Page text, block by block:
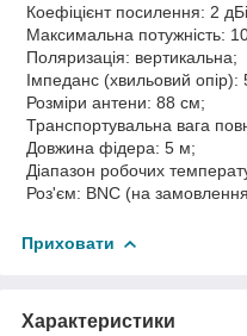
Коефіцієнт посилення: 2
Максимальна потужність:
Поляризація: вертикальна;
Імпеданс (хвильовий
Розміри антени: 88 см;
Транспортувальна вага
Довжина фідера: 5 м;
Діапазон робочих
Роз'єм: BNC (на
Приховати
Характеристики